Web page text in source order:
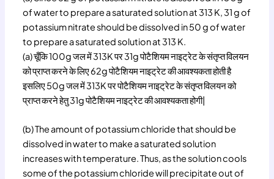
of water to prepare a saturated solution at 313 K, 31 g of
potassium nitrate should be dissolved in 50 g of water
to prepare a saturated solution at 313 K.
(a) चूँकि 100g जल में 313K पर 31g पोटैशियम नाइट्रेट के संतृप्त विलयन
को प्राप्त करने के लिए 62g पोटैशियम नाइट्रेट की आवश्यकता होती है
इसलिए 50g जल में 313K पर पोटैशियम नाइट्रेट के संतृप्त विलयन को
प्राप्त करने हेतु 31g पोटैशियम नाइट्रेट की आवश्यकता होगी|
(b) The amount of potassium chloride that should be
dissolved in water to make a saturated solution
increases with temperature. Thus, as the solution cools
some of the potassium chloride will precipitate out of